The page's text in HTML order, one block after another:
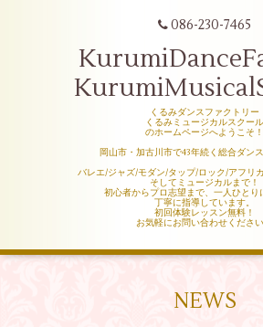
086-230-7465
くるみダンスファクトリー
くるみミュージカルスクール
のホームページへようこそ！
岡山市・加古川市で43年続く総合ダン
バレエ/ジャズ/モダン/タップ/ロック/アフリ
そしてミュージカルまで！
初心者からプロ志望まで、一人ひとり
丁寧に指導しています。
初回体験レッスン無料！
お気軽にお問い合わせください
NEWS